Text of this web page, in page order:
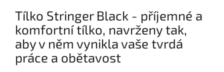
Tílko Stringer Black - příjemné a
komfortní tílko, navrženy tak,
aby v něm vynikla vaše tvrdá
práce a obětavost